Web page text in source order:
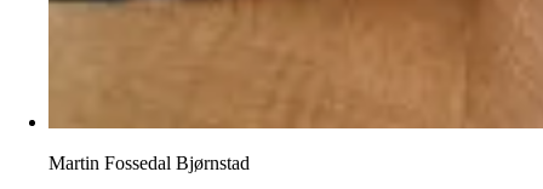
Martin Fossedal Bjørnstad